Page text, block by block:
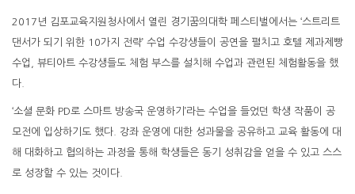
2017년 김포교육지원청사에서 열린 경기꿈의대학 페스티벌에서는 ‘스트리트
댄서가 되기 위한 10가지 전략’ 수업 수강생들이 공연을 펼치고 호텔 제과제빵
수업, 뷰티아트 수강생들도 체험 부스를 설치해 수업과 관련된 체험활동을 했
다.
‘소셜 문화 PD로 스마트 방송국 운영하기’라는 수업을 들었던 학생 작품이 공
모전에 입상하기도 했다. 강좌 운영에 대한 성과물을 공유하고 교육 활동에 대
해 대화하고 협의하는 과정을 통해 학생들은 동기 성취감을 얻을 수 있고 스스
로 성장할 수 있는 것이다.